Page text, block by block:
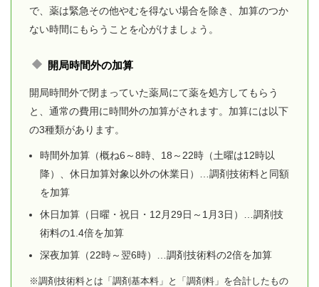
で、薬は緊急その他やむを得ない場合を除き、加算のつか
ない時間にもらうことを心がけましょう。
開局時間外の加算
開局時間外で閉まっていた薬局にて薬を処方してもらう
と、通常の費用に時間外の加算がされます。加算には以下
の3種類があります。
時間外加算（概ね6～8時、18～22時（土曜は12時以
降）、休日加算対象以外の休業日）…調剤技術料と同額
を加算
休日加算（日曜・祝日・12月29日～1月3日）…調剤技
術料の1.4倍を加算
深夜加算（22時～翌6時）…調剤技術料の2倍を加算
※調剤技術料とは「調剤基本料」と「調剤料」を合計したもの